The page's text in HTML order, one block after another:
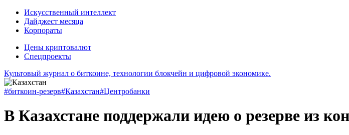
Искусственный интеллект
Дайджест месяца
Корпораты
Цены криптовалют
Спецпроекты
Культовый журнал о биткоине, технологии блокчейн и цифровой экономике.
#биткоин-резерв#Казахстан#Центробанки
В Казахстане поддержали идею о резерве из